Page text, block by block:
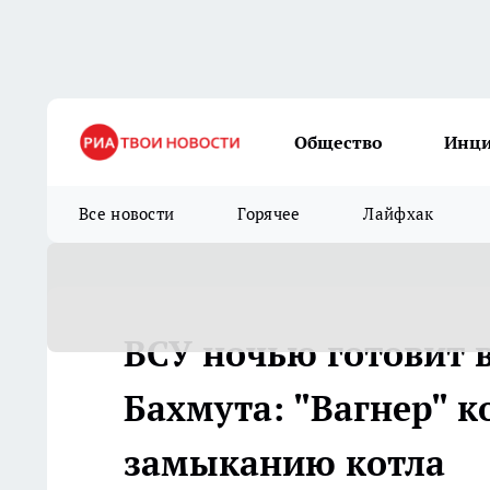
Общество
Все новости Горячее Лайфхак
ВСУ ночью готовит
Бахмута: "Вагнер"
замыканию котла